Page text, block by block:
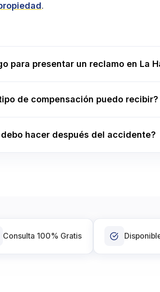
.
para presentar un reclamo en La
de compensación puedo recibir?
debo hacer después del accidente?
Consulta 100% Gratis